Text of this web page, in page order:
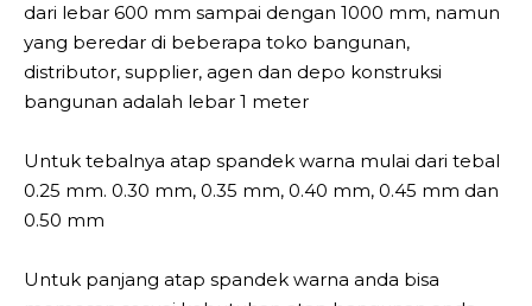
dari lebar 600 mm sampai dengan 1000 mm, namun
yang beredar di beberapa toko bangunan,
distributor, supplier, agen dan depo konstruksi
bangunan adalah lebar 1 meter
Untuk tebalnya atap spandek warna mulai dari tebal
0.25 mm. 0.30 mm, 0.35 mm, 0.40 mm, 0.45 mm dan
0.50 mm
Untuk panjang atap spandek warna anda bisa